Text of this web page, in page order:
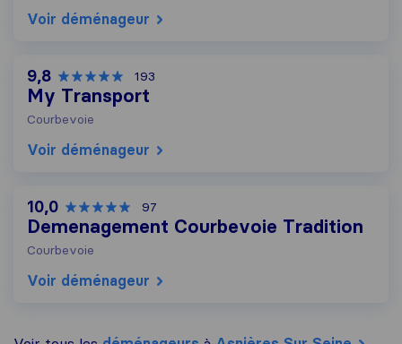
Voir déménageur
9,8 193
My Transport
Courbevoie
Voir déménageur
10,0 97
Demenagement Courbevoie Tradition
Courbevoie
Voir déménageur